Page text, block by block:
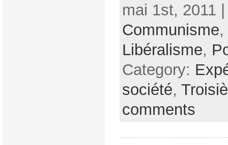
mai 1st, 2011
Communisme,
Libéralisme,
Category:
société,
comments